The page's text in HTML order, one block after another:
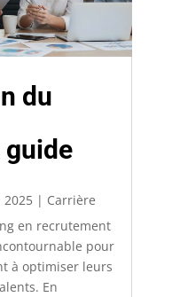
du
guide
2025| Carrière
en recrutement
pour
à optimiser leurs
En